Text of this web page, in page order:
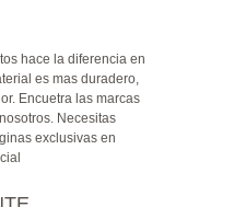
hace la diferencia en
es mas duradero,
Encuetra las marcas
Necesitas
exclusivas en